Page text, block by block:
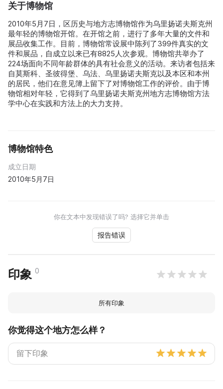
关于博物馆
2010年5月7日，区历史与地方志博物馆作为乌里扬诺夫斯克州
最年轻的博物馆开馆。在开馆之前，进行了多年大量的文件和
展品收集工作。目前，博物馆常设展中陈列了399件真实的文
件和展品，自成立以来已有8825人次参观。博物馆共举办了
224场面向不同年龄群体的具有社会意义的活动。来访者包括来
自莫斯科、圣彼得堡、乌法、乌里扬诺夫斯克以及本区和本州
的居民，他们在意见簿上留下了对博物馆工作的评价。由于博
物馆相对年轻，它得到了乌里扬诺夫斯克州地方志博物馆方法
学中心在实践和方法上的大力支持。
博物馆特色
成立日期
2010年5月7日
你在文本中发现错误了吗? 选择它并单击
报告错误
印象 0
所有印象
你觉得这个地方怎么样？